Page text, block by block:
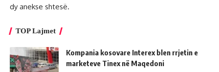
dy anekse shtesë.
TOP Lajmet
Kompania kosovare Interex blen rrjetin e
marketeve Tinex në Maqedoni